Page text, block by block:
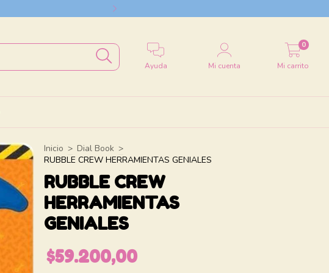
Ayuda Mi cuenta Mi carrito
0
Inicio > Dial Book >
RUBBLE CREW HERRAMIENTAS GENIALES
RUBBLE CREW
HERRAMIENTAS
GENIALES
$59.200,00